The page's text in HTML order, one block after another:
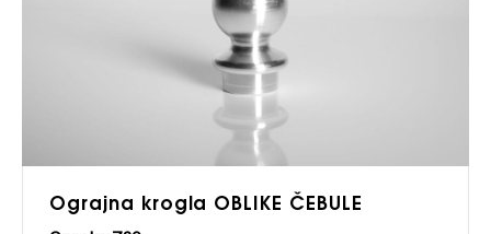
Ograjna krogla OBLIKE ČEBULE